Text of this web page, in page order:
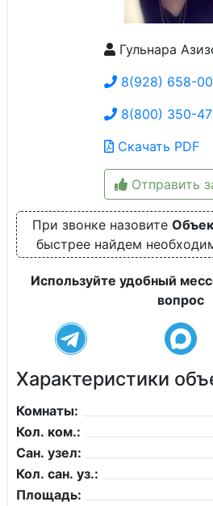
Гульнара
8(928) 658-
8(800) 350-
Скачать PDF
Отправить
При звонке назовите
быстрее найдем
Используйте удобный
вопрос
Характеристики
Комнаты:
Кол. ком.:
Сан. узел:
Кол. сан. уз.:
Площадь: